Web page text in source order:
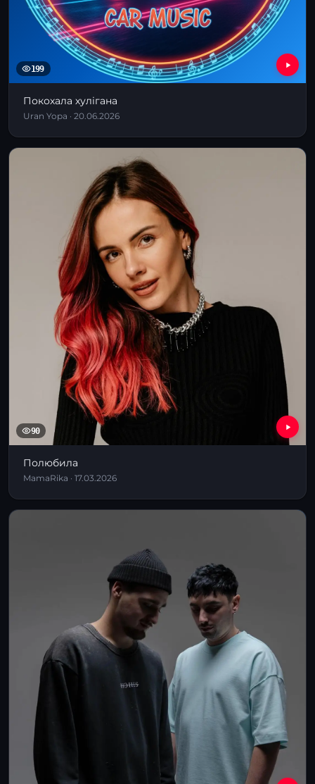
199
Покохала хулігана
Uran Yopa · 20.06.2026
90
Полюбила
MamaRika · 17.03.2026